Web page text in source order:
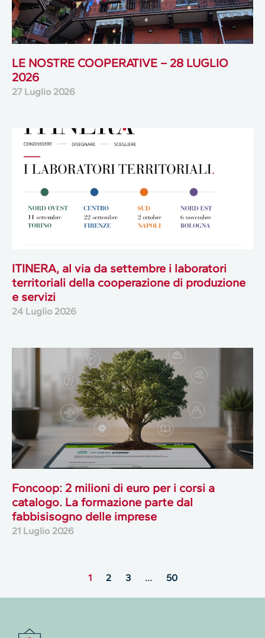
LE NOSTRE COOPERATIVE – 28 LUGLIO
2026
27 Luglio 2026
ITINERA, al via da settembre i laboratori
territoriali della cooperazione di produzione
e servizi
24 Luglio 2026
Foncoop: 2 milioni di euro per i corsi a
catalogo. La formazione parte dal
fabbisisogno delle imprese
21 Luglio 2026
1 2 3 … 50